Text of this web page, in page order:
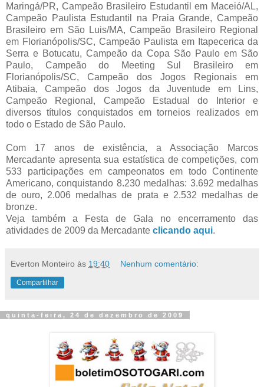
Maringá/PR, Campeão Brasileiro Estudantil em Maceió/AL,
Campeão Paulista Estudantil na Praia Grande, Campeão
Brasileiro em São Luis/MA, Campeão Brasileiro Regional
em Florianópolis/SC, Campeão Paulista em Itapecerica da
Serra e Botucatu, Campeão da Copa São Paulo em São
Paulo, Campeão do Meeting Sul Brasileiro em
Florianópolis/SC, Campeão dos Jogos Regionais em
Atibaia, Campeão dos Jogos da Juventude em Lins,
Campeão Regional, Campeão Estadual do Interior e
diversos títulos conquistados em torneios realizados em
todo o Estado de São Paulo.
Com 17 anos de existência, a Associação Marcos
Mercadante apresenta sua estatística de competições, com
533 participações em campeonatos em todo Continente
Americano, conquistando 8.230 medalhas: 3.692 medalhas
de ouro, 2.006 medalhas de prata e 2.532 medalhas de
bronze.
Veja também a Festa de Gala no encerramento das
atividades de 2009 da Mercadante clicando aqui.
Everton Monteiro às 19:40 Nenhum comentário:
Compartilhar
quinta-feira, 24 de dezembro de 2009